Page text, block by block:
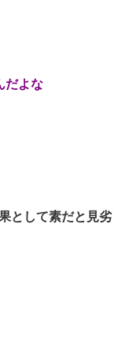
だよな
として素だと見劣